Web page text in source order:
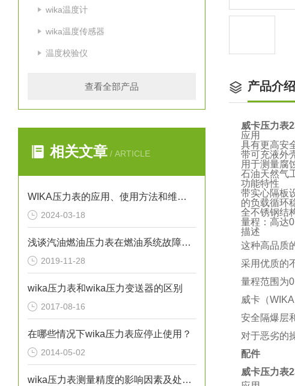
wika温度计
wika温度传感器
温度校验仪
查看全部产品
相关文章 / ARTICLE
WIKA压力表的应用、使用方法和维护要点解析
2024-03-18
浅谈汽油燃油压力表在燃油系统故障排除中的应用
2019-11-28
wika压力表和wika压力变送器的区别
2017-08-16
在哪些情况下wika压力表应停止使用？
2014-05-02
wika压力表测量精度的影响因素及处理方法分析
产品介绍
威卡压力表
应用
具有更高安
带可充液外
用于测量腐
石油天然气
功能特性
带实心隔板
的负载循环
全不锈钢结
量程：高达
描述
这种高品质
采用优质的
量程范围为
威卡（
安全隔爆层
对于恶劣的
配件
威卡压力表